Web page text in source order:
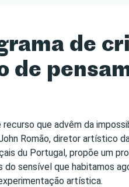
de
de
que advêm da
Romão, diretor artístico
du Portugal, propõe um
sensível que habitamos
artística.